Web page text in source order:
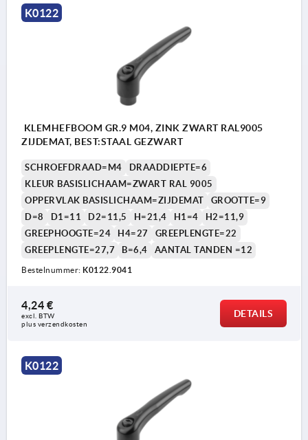
K0122
KLEMHEFBOOM GR.9 M04, ZINK ZWART RAL9005
ZIJDEMAT, BEST:STAAL GEZWART
SCHROEFDRAAD=M4
DRAADDIEPTE=6
KLEUR BASISLICHAAM=ZWART RAL 9005
OPPERVLAK BASISLICHAAM=ZIJDEMAT
GROOTTE=9
D=8
D1=11 D2=11,5 H=21,4 H1=4
H2=11,9
GREEPHOOGTE=24
H4=27
GREEPLENGTE=22
GREEPLENGTE=27,7
B=6,4 AANTAL TANDEN =12
Bestelnummer: K0122.9041
4,24 €
excl. BTW
plus verzendkosten
DETAILS
K0122